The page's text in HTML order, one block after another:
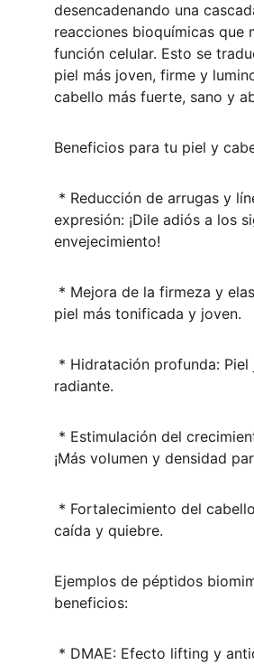
desencadenando una
reacciones bioquímicas que
función celular. Esto se
piel más joven, firme y
cabello más fuerte, sano y
Beneficios para tu piel y
expresión: ¡Dile adiós a los
envejecimiento!
piel más tonificada y joven.
radiante.
¡Más volumen y densidad
caída y quiebre.
Ejemplos de péptidos
beneficios:
* DMAE: Efecto lifting y